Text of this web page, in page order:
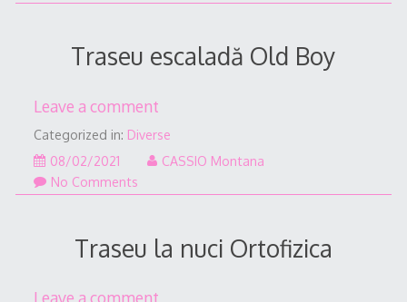
Traseu escaladă Old Boy
Leave a comment
Categorized in: Diverse
08/02/202108/02/2021CASSIO Montana
No Comments
Traseu la nuci Ortofizica
Leave a comment